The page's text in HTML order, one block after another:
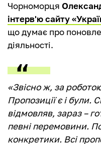
Чорноморця
інтерв'ю сайту
що думає про
діяльності.
«Звісно ж, за
Пропозиції є і були.
відмовляв, зараз –
певні перемовини.
конкретики. Всі